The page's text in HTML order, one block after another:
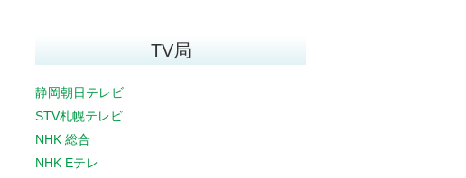
TV局
静岡朝日テレビ
STV札幌テレビ
NHK 総合
NHK Eテレ